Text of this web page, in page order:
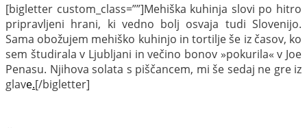
[bigletter custom_class=””]Mehiška kuhinja slovi po hitro
pripravljeni hrani, ki vedno bolj osvaja tudi Slovenijo.
Sama obožujem mehiško kuhinjo in tortilje še iz časov, ko
sem študirala v Ljubljani in večino bonov »pokurila« v Joe
Penasu. Njihova solata s piščancem, mi še sedaj ne gre iz
glave.[/bigletter]